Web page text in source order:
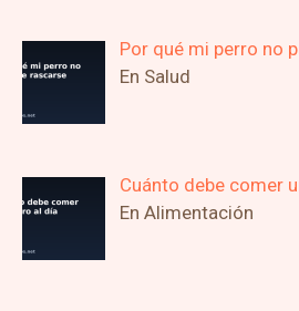
Por qué mi perro no
En Salud
Cuánto debe comer
En Alimentación